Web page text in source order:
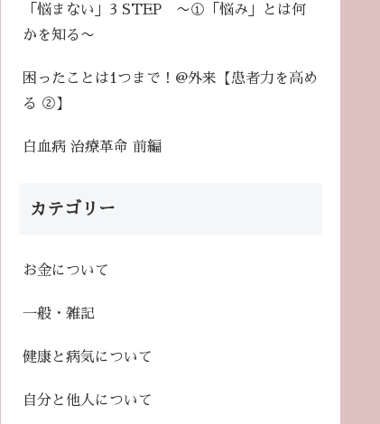
「悩まない」3 STEP 〜①「悩み」とは何
かを知る〜
困ったことは1つまで！@外来【患者力を高め
る ②】
白血病 治療革命 前編
カテゴリー
お金について
一般・雑記
健康と病気について
自分と他人について